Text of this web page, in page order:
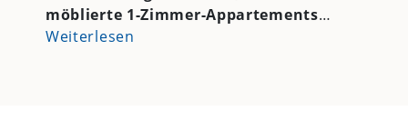
möblierte 1-Zimmer-Appartements…
Weiterlesen